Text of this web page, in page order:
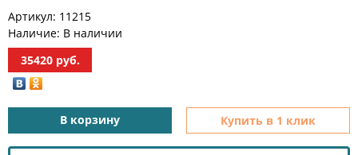
Артикул: 11215
Наличие: В наличии
35420руб.
В корзину Купить в 1 клик